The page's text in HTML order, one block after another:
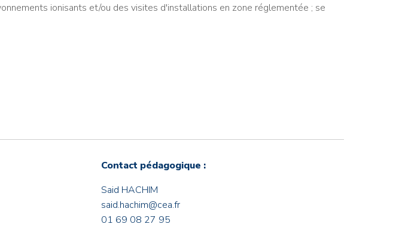
ionisants et/ou des visites d'installations en zone réglementée ; se
Contact pédagogique :
Said HACHIM
said.hachim@cea.fr
01 69 08 27 95